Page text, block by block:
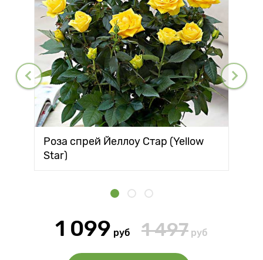
Роза спрей Йеллоу Стар (Yellow
Star)
1 099 руб 1 497 руб